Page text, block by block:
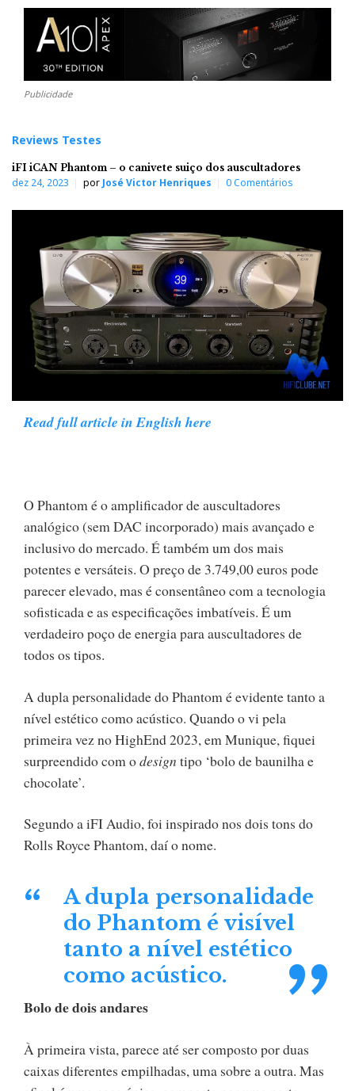
Publicidade
Reviews Testes
iFI iCAN Phantom – o canivete suiço dos auscultadores
dez 24, 2023 por José Victor Henriques 0 Comentários
Read full article in English here
O Phantom é o amplificador de auscultadores
analógico (sem DAC incorporado) mais avançado e
inclusivo do mercado. É também um dos mais
potentes e versáteis. O preço de 3.749,00 euros pode
parecer elevado, mas é consentâneo com a tecnologia
sofisticada e as especificações imbatíveis. É um
verdadeiro poço de energia para auscultadores de
todos os tipos.
A dupla personalidade do Phantom é evidente tanto a
nível estético como acústico. Quando o vi pela
primeira vez no HighEnd 2023, em Munique, fiquei
surpreendido com odesign tipo ‘bolo de baunilha e
chocolate’.
Segundo a iFI Audio, foi inspirado nos dois tons do
Rolls Royce Phantom, daí o nome.
A dupla personalidade
do Phantom é visível
tanto a nível estético
como acústico.
Bolo de dois andares
À primeira vista, parece até ser composto por duas
caixas diferentes empilhadas, uma sobre a outra. Mas